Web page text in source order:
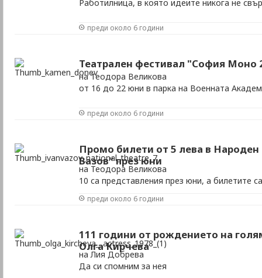
Работилница, в която идеите никога не
преди около 6 години
Театрален фестивал "София Моно
на Теодора Великова
от 16 до 22 юни в парка на Военната
преди около 6 години
Промо билети от 5 лева в Народен
Вазов" през юни
на Теодора Великова
10 са представления през юни, а билетите
преди около 6 години
111 години от рождението на
Олга Кирчева
на Лия Добрева
Да си спомним за нея